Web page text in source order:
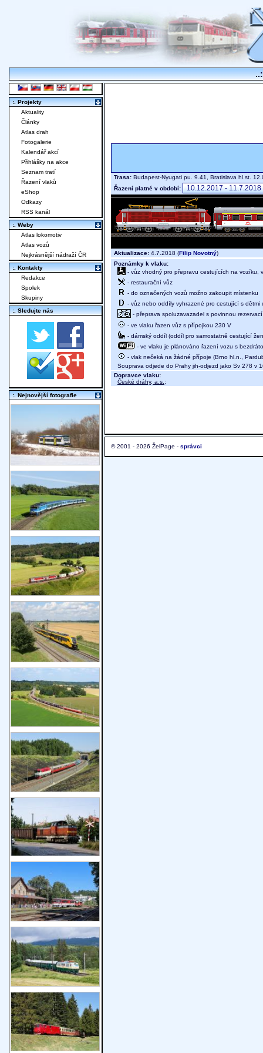
Trasa: Budapest-Nyugati pu. 9.41, Bratislava hl.st.
Řazení platné v období:
Aktualizace: 4.7.2018 (Filip Novotný)
Poznámky k vlaku:
- vůz vhodný pro přepravu cestujících na vozíku,
- restaurační vůz
- do označených vozů možno zakoupit místenku
- vůz nebo oddíly vyhrazené pro cestující s dětmi
- přeprava spoluzavazadel s povinnou
- ve vlaku řazen vůz s přípojkou 230 V
- dámský oddíl (oddíl pro samostatně cestující
- ve vlaku je plánováno řazení vozu s
- vlak nečeká na žádné přípoje (Brno hl.n.,
Souprava odjede do Prahy jih-odjezd jako Sv 278 v
Dopravce vlaku:
České dráhy, a.s. ;
© 2001 - 2026 ŽelPage - správci
:. Projekty
Aktuality
Články
Atlas drah
Fotogalerie
Kalendář akcí
Přihlášky na akce
Seznam tratí
Řazení vlaků
eShop
Odkazy
RSS kanál
:. Weby
Atlas lokomotiv
Atlas vozů
Nejkrásnější nádraží ČR
:. Kontakty
Redakce
Spolek
Skupiny
:. Sledujte nás
:. Nejnovější fotografie